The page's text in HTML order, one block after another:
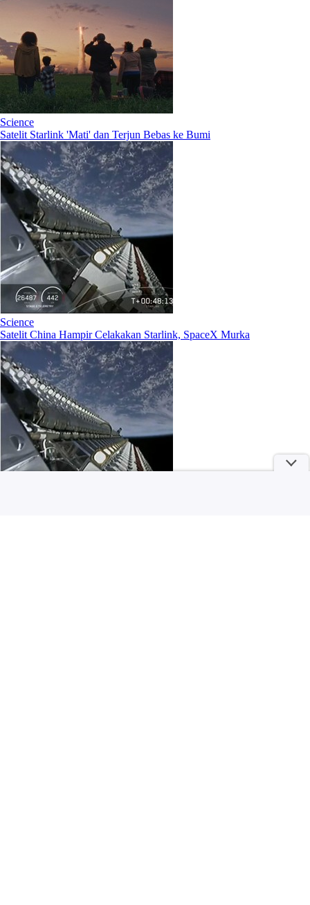
Science
Satelit Starlink 'Mati' dan Terjun Bebas ke Bumi
Science
Satelit China Hampir Celakakan Starlink, SpaceX Murka